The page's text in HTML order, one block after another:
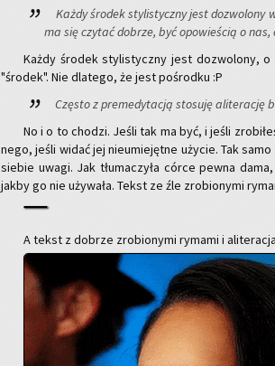
Każdy śro­dek sty­li­stycz­ny jest do­zwo­lo­ny
ma się czy­tać do­brze, być opo­wie­ścią o
Każdy śro­dek sty­li­stycz­ny jest do­zwo­lo­ny,
"śro­dek". Nie dla­te­go, że jest po­środ­ku :P
Czę­sto z pre­me­dy­ta­cją sto­su­ję ali­te­ra­cję
No i o to cho­dzi. Jeśli tak ma być, i jeśli
ne­go, jeśli widać jej nie­umie­jęt­ne uży­cie. Tak
sie­bie uwagi. Jak tłu­ma­czy­ła córce pewna
jakby go nie uży­wa­ła. Tekst ze źle zro­bio­ny­mi
A tekst z do­brze zro­bio­ny­mi ry­ma­mi i